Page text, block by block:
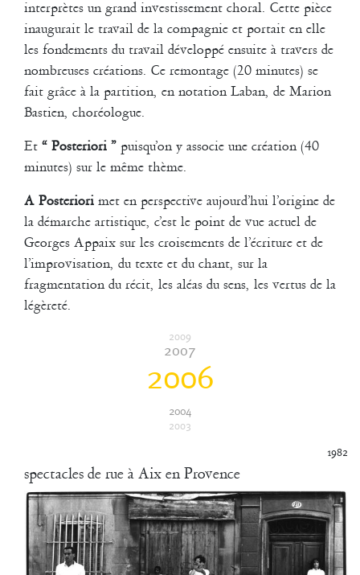
interprètes un grand investissement choral. Cette pièce
inaugurait le travail de la compagnie et portait en elle
les fondements du travail développé ensuite à travers de
nombreuses créations. Ce remontage (20 minutes) se
fait grâce à la partition, en notation Laban, de Marion
Bastien, choréologue.
Et “ Posteriori ” puisqu’on y associe une création (40
minutes) sur le même thème.
A Posteriori met en perspective aujourd’hui l’origine de
la démarche artistique, c’est le point de vue actuel de
Georges Appaix sur les croisements de l’écriture et de
l’improvisation, du texte et du chant, sur la
fragmentation du récit, les aléas du sens, les vertus de la
légèreté.
2009
2007
2006
2004
2003
1982
spectacles de rue à Aix en Provence